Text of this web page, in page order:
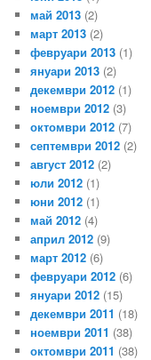
май 2013 (2)
март 2013 (2)
февруари 2013 (1)
януари 2013 (2)
декември 2012 (1)
ноември 2012 (3)
октомври 2012 (7)
септември 2012 (2)
август 2012 (2)
юли 2012 (1)
юни 2012 (1)
май 2012 (4)
април 2012 (9)
март 2012 (6)
февруари 2012 (6)
януари 2012 (15)
декември 2011 (18)
ноември 2011 (38)
октомври 2011 (38)